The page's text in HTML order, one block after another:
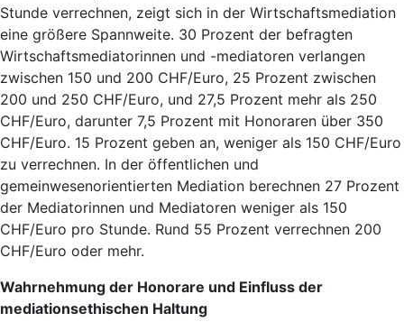
Stunde verrechnen, zeigt sich in der Wirtschaftsmediation
eine größere Spannweite. 30 Prozent der befragten
Wirtschaftsmediatorinnen und -mediatoren verlangen
zwischen 150 und 200 CHF/Euro, 25 Prozent zwischen
200 und 250 CHF/Euro, und 27,5 Prozent mehr als 250
CHF/Euro, darunter 7,5 Prozent mit Honoraren über 350
CHF/Euro. 15 Prozent geben an, weniger als 150 CHF/Euro
zu verrechnen. In der öffentlichen und
gemeinwesenorientierten Mediation berechnen 27 Prozent
der Mediatorinnen und Mediatoren weniger als 150
CHF/Euro pro Stunde. Rund 55 Prozent verrechnen 200
CHF/Euro oder mehr.
Wahrnehmung der Honorare und Einfluss der
mediationsethischen Haltung